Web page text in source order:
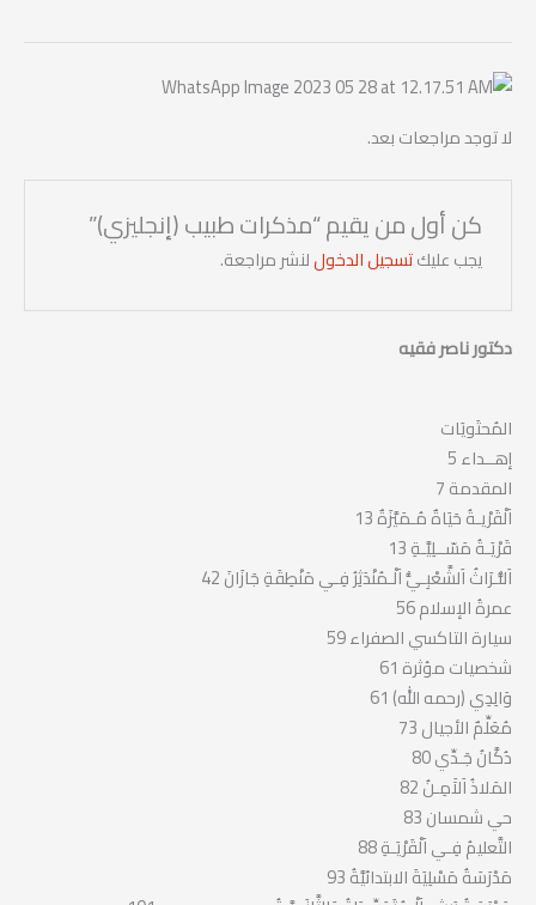
لا توجد مراجعات بعد.
كن أول من يقيم “مذكرات طبيب (إنجليزي)”
يجب عليكتسجيل الدخوللنشر مراجعة.
دكتور ناصر فقيه
المُحتَويَات
إهــداء 5
المقدمة 7
اَلْقَرْيـةُ حَيَاةٌ مُـمَيَّزَةٌ 13
قَرْيَـةُ مَسّــلِيَّـةِ 13
اَلتُّـرَاثُ اَلشَّعْبِـيُّ اَلْـمُنْدَثِرُ فِـي مَنْطِقَةِ جَازَانَ 42
عمرةُ الإسلام 56
سيارة التاكسي الصفراء 59
شخصيات مؤثرة 61
وَالِدِي (رحمه الله) 61
مُعَلِّمٌ الأجيال 73
دُكَّانُ جَـدِّي 80
المَلاذُ اَلآَمِـنُ 82
حي شمسان 83
التَّعليمُ فِـي اَلْقَرْيَـةِ 88
مَدْرَسَةُ مَسْلِيَةَ الابتدائيَّةُ 93